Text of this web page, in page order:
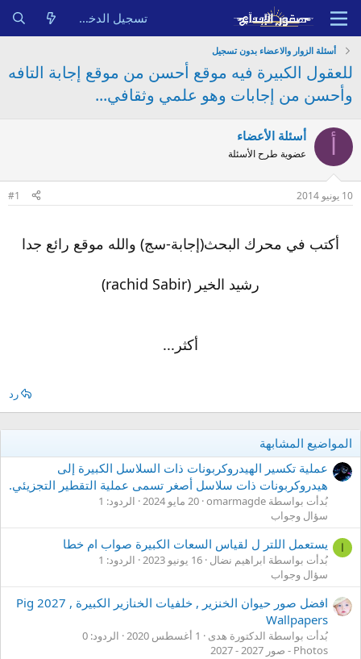
تسجيل الدخول
أسئلة الزوار والاعضاء بدون تسجيل
للعقول الكبيرة فيه موقع أحسن من موقع إجابة التافه
وأحسن من إجابات وهو علمي وثقافي...
أسئلة الأعضاء
عضوية طرح الأسئلة
10 يونيو 2014 #1
أكتب في محرك البحث(إجابة-سج) والله موقع رائع جدا
رشيد الخير (rachid Sabir)
أكثر...
رد
المواضيع المشابهة
عملية تكسير الهيدروكربونات ذات السلاسل الكبيرة إلى
هيدروكربونات ذات سلاسل أصغر تسمى عملية التقطير التجزيئي.
بُدأت بواسطة omarmagde 20 مايو 2024
الردود: 1
سؤال وجواب
ا يستعمل اللتر ل لقياس السعات الكبيرة صواب ام خطا
بُدأت بواسطة ابراهيم نضال 16 يونيو 2023
الردود: 1
سؤال وجواب
افضل صور حيوان الخنزير , خلفيات الخنازير الكبيرة , 2027 Pig
Wallpapers
بُدأت بواسطة الدكتورة هدى 1 أغسطس 2020
الردود: 0
Photos - صور 2027 - 2027